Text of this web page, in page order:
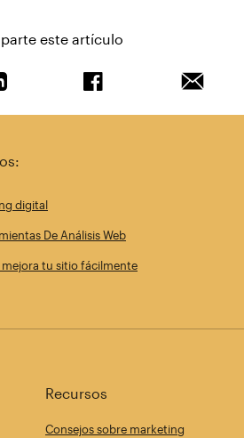
este artículo
digital
De Análisis Web
tu sitio fácilmente
Recursos
Consejos sobre marketing